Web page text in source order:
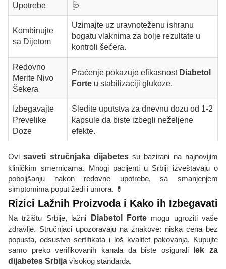
Upotrebe
🩺
Kombinujte
sa Dijetom
Uzimajte uz uravnoteženu ishranu
bogatu vlaknima za bolje rezultate u
kontroli šećera.
Redovno
Merite Nivo
Šekera
Praćenje pokazuje efikasnost Diabetol
Forte u stabilizaciji glukoze.
Izbegavajte
Prevelike
Doze
Sledite uputstva za dnevnu dozu od 1-2
kapsule da biste izbegli neželjene
efekte.
Ovisaveti stručnjaka dijabetessu bazirani na najnovijim
kliničkim smernicama. Mnogi pacijenti u Srbiji izveštavaju o
poboljšanju nakon redovne upotrebe, sa smanjenjem
simptomima poput žeđi i umora. 💊
Rizici Lažnih Proizvoda i Kako ih Izbegavati
Na tržištu Srbije, lažni Diabetol Fortemogu ugroziti vaše
zdravlje. Stručnjaci upozoravaju na znakove: niska cena bez
popusta, odsustvo sertifikata i loš kvalitet pakovanja. Kupujte
samo preko verifikovanih kanala da biste osigurali
lek za
dijabetes Srbija visokog standarda.